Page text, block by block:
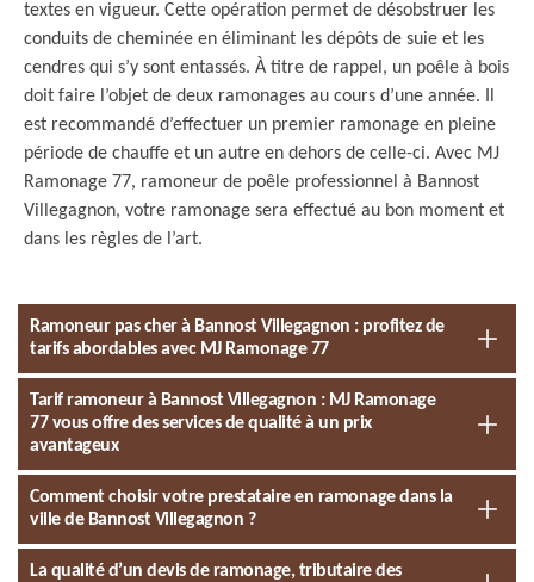
textes en vigueur. Cette opération permet de désobstruer les
conduits de cheminée en éliminant les dépôts de suie et les
cendres qui s’y sont entassés. À titre de rappel, un poêle à bois
doit faire l’objet de deux ramonages au cours d’une année. Il
est recommandé d’effectuer un premier ramonage en pleine
période de chauffe et un autre en dehors de celle-ci. Avec MJ
Ramonage 77, ramoneur de poêle professionnel à Bannost
Villegagnon, votre ramonage sera effectué au bon moment et
dans les règles de l’art.
Ramoneur pas cher à Bannost Villegagnon : profitez de
tarifs abordables avec MJ Ramonage 77
Tarif ramoneur à Bannost Villegagnon : MJ Ramonage
77 vous offre des services de qualité à un prix
avantageux
Comment choisir votre prestataire en ramonage dans la
ville de Bannost Villegagnon ?
La qualité d’un devis de ramonage, tributaire des